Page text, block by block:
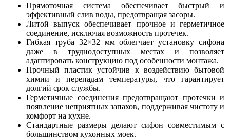
Прямоточная система обеспечивает быстрый и
эффективный слив воды, предотвращая засоры.
Литой выпуск обеспечивает прочное и герметичное
соединение, исключая возможность протечек.
Гибкая труба 32×32 мм облегчает установку сифона
даже в труднодоступных местах и позволяет
адаптировать конструкцию под особенности монтажа.
Прочный пластик устойчив к воздействию бытовой
химии и перепадам температуры, что гарантирует
долгий срок службы.
Герметичные соединения предотвращают протечки и
появление неприятных запахов, поддерживая чистоту и
комфорт на кухне.
Стандартные размеры делают сифон совместимым с
большинством кухонных моек.